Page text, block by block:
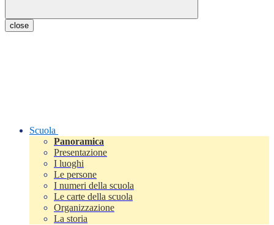
close
Scuola
Panoramica
Presentazione
I luoghi
Le persone
I numeri della scuola
Le carte della scuola
Organizzazione
La storia